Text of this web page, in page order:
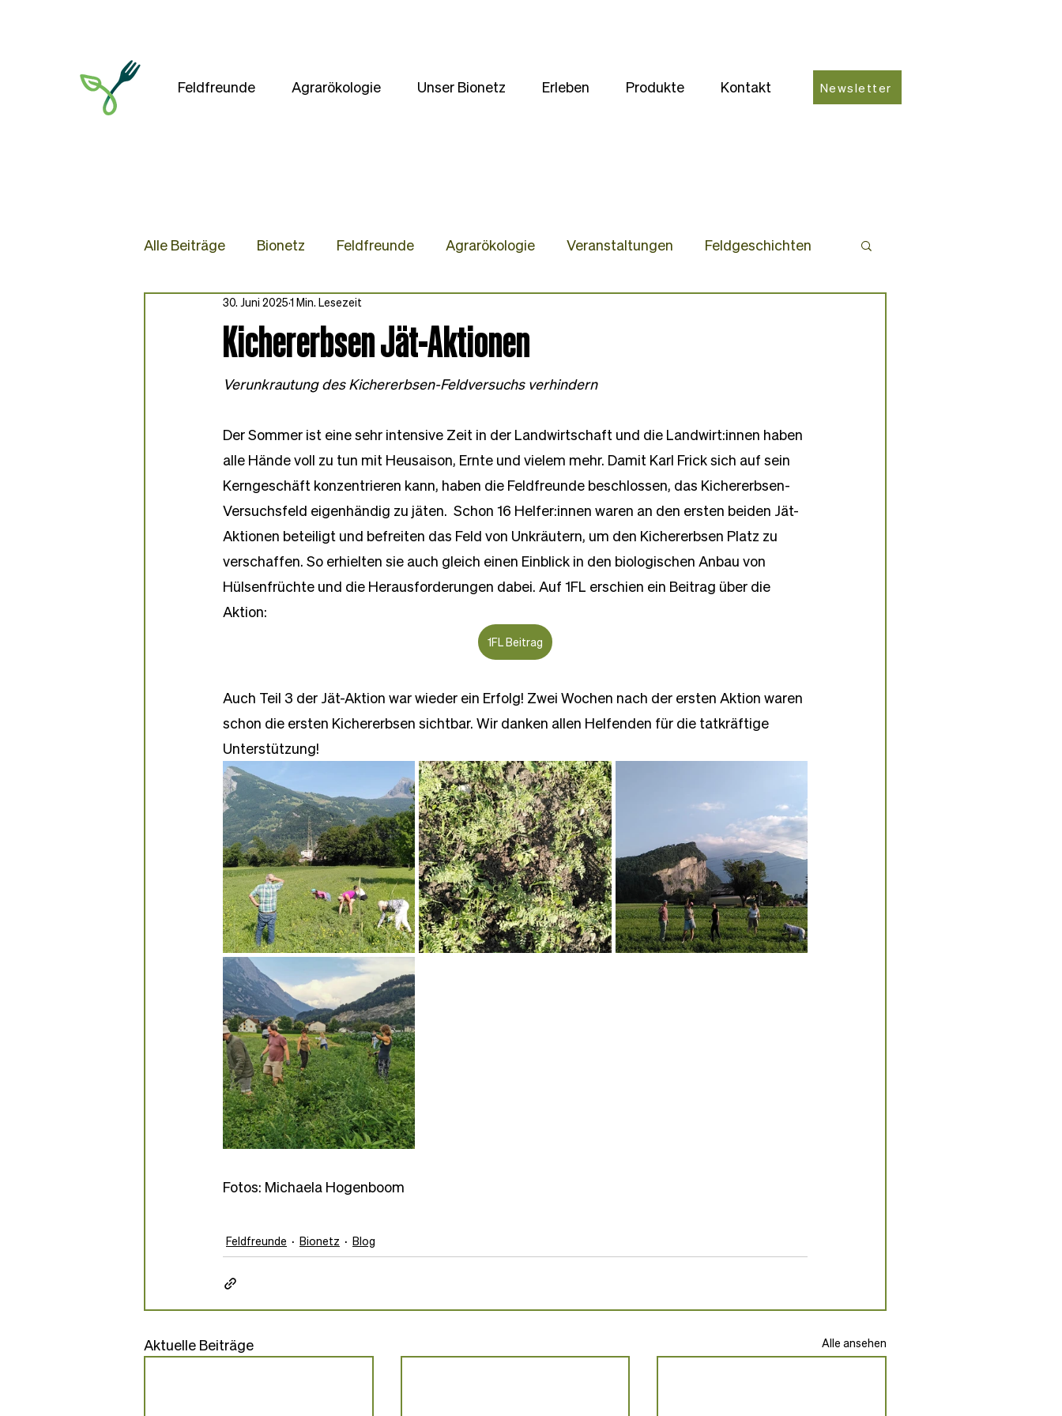
Feldfreunde Agrarökologie Unser Bionetz Erleben Produkte Kontakt Newsletter
Alle Beiträge Bionetz Feldfreunde Agrarökologie Veranstaltungen Feldgeschichten
Blog Rezepte
Kichererbsen Jät-Aktionen
30. Juni 20251 Min. Lesezeit
Verunkrautung des Kichererbsen-Feldversuchs verhindern
Der Sommer ist eine sehr intensive Zeit in der Landwirtschaft und die Landwirt:innen haben
alle Hände voll zu tun mit Heusaison, Ernte und vielem mehr. Damit Karl Frick sich auf sein
Kerngeschäft konzentrieren kann, haben die Feldfreunde beschlossen, das Kichererbsen-
Versuchsfeld eigenhändig zu jäten.  Schon 16 Helfer:innen waren an den ersten beiden Jät-
Aktionen beteiligt und befreiten das Feld von Unkräutern, um den Kichererbsen Platz zu
verschaffen. So erhielten sie auch gleich einen Einblick in den biologischen Anbau von
Hülsenfrüchte und die Herausforderungen dabei. Auf 1FL erschien ein Beitrag über die
Aktion:
1FL Beitrag
Auch Teil 3 der Jät-Aktion war wieder ein Erfolg! Zwei Wochen nach der ersten Aktion waren
schon die ersten Kichererbsen sichtbar. Wir danken allen Helfenden für die tatkräftige
Unterstützung!
Fotos: Michaela Hogenboom
Feldfreunde Bionetz Blog
Aktuelle Beiträge Alle ansehen